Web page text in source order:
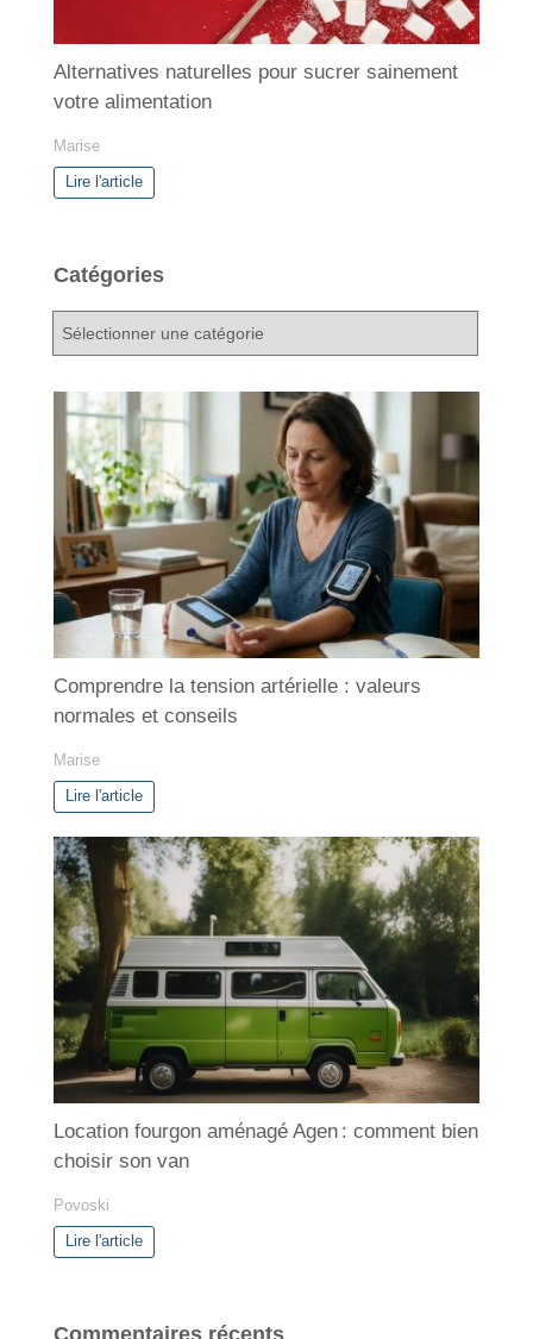
Alternatives naturelles pour sucrer sainement
votre alimentation
Marise
Lire l'article
Catégories
t
e
s
Comprendre la tension artérielle : valeurs
normales et conseils
Marise
Lire l'article
Location fourgon aménagé Agen : comment bien
choisir son van
Povoski
Lire l'article
Commentaires récents